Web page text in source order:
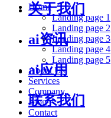
关于我们
ai资讯
ai应用
联系我们
Home
Landing page 1
Landing page 2
Landing page 3
Landing page 4
Landing page 5
About Us
Services
Company
Blog
Contact